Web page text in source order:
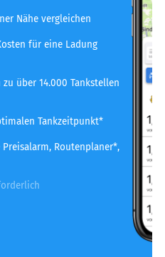
Nähe vergleichen
für eine Ladung
über 14.000 Tankstellen
Tankzeitpunkt*
Routenplaner*,